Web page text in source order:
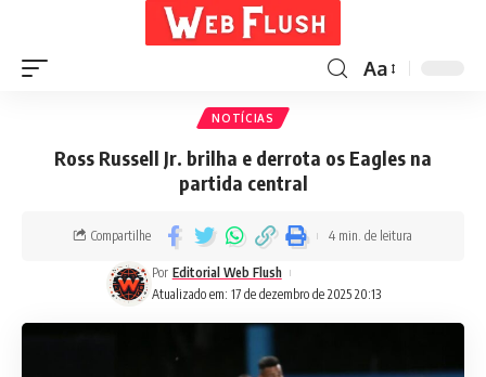
Aa
NOTÍCIAS
Ross Russell Jr. brilha e derrota os Eagles na
partida central
Atualizado em: 17 de dezembro de 2025 20:13
Por Editorial Web Flush
Compartilhe 4 min. de leitura